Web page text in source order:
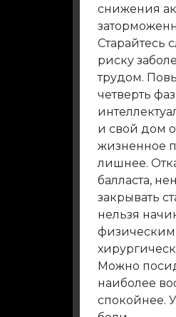
снижения
Старайтесь
риску
трудом.
четверть
и свой дом
жизненное
лишнее.
балласта,
закрывать
нельзя
Можно
наиболее
спокойнее.